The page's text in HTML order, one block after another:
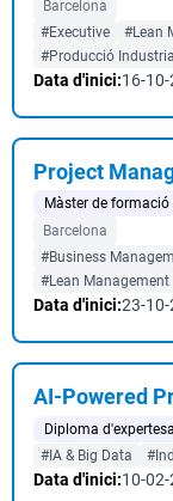
Barcelona
#Executive
#Lean
#Producció Industrial
Data d'inici:16-
Project
Màster de
Barcelona
#Business
#Lean Management
Data d'inici:23-
AI-Powered
Diploma d'expertesa
#IA & Big Data
Data d'inici:10-